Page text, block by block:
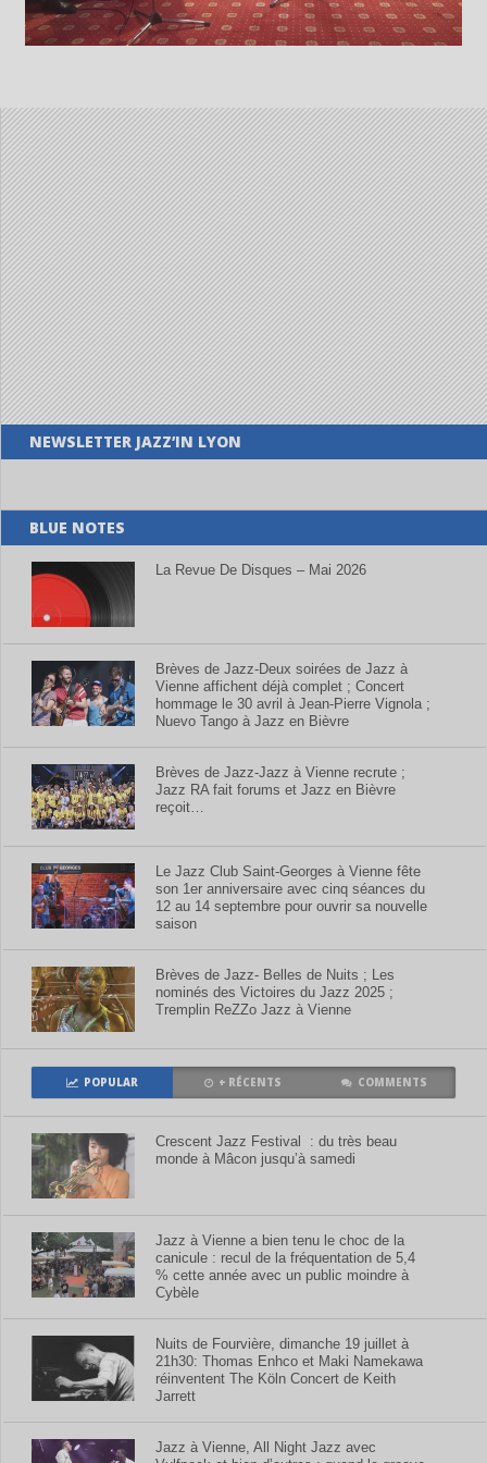
NEWSLETTER JAZZ’IN LYON
BLUE NOTES
La Revue De Disques – Mai 2026
Brèves de Jazz-Deux soirées de Jazz à
Vienne affichent déjà complet ; Concert
hommage le 30 avril à Jean-Pierre Vignola ;
Nuevo Tango à Jazz en Bièvre
Brèves de Jazz-Jazz à Vienne recrute ;
Jazz RA fait forums et Jazz en Bièvre
reçoit…
Le Jazz Club Saint-Georges à Vienne fête
son 1er anniversaire avec cinq séances du
12 au 14 septembre pour ouvrir sa nouvelle
saison
Brèves de Jazz- Belles de Nuits ; Les
nominés des Victoires du Jazz 2025 ;
Tremplin ReZZo Jazz à Vienne
POPULAR + RÉCENTS COMMENTS
Crescent Jazz Festival : du très beau
monde à Mâcon jusqu’à samedi
Jazz à Vienne a bien tenu le choc de la
canicule : recul de la fréquentation de 5,4
% cette année avec un public moindre à
Cybèle
Nuits de Fourvière, dimanche 19 juillet à
21h30: Thomas Enhco et Maki Namekawa
réinventent The Köln Concert de Keith
Jarrett
Jazz à Vienne, All Night Jazz avec